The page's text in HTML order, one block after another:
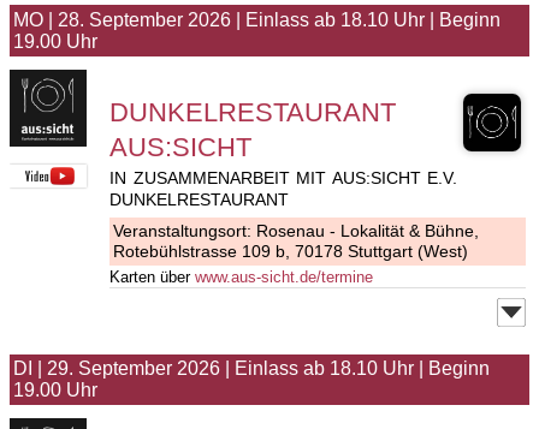
MO 28. September 2026 Einlass ab 18.10 Uhr
Beginn
19.00 Uhr
DUNKELRESTAURANT
AUS:SICHT
IN ZUSAMMENARBEIT MIT AUS:SICHT E.V.
DUNKELRESTAURANT
Veranstaltungsort: Rosenau - Lokalität & Bühne
Rotebühlstrasse 109 b, 70178 Stuttgart (West)
Karten überwww.aus-sicht.de/termine
DI 29. September 2026 Einlass ab 18.10 Uhr
Beginn
19.00 Uhr